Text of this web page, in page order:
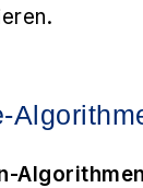
Algorithmen